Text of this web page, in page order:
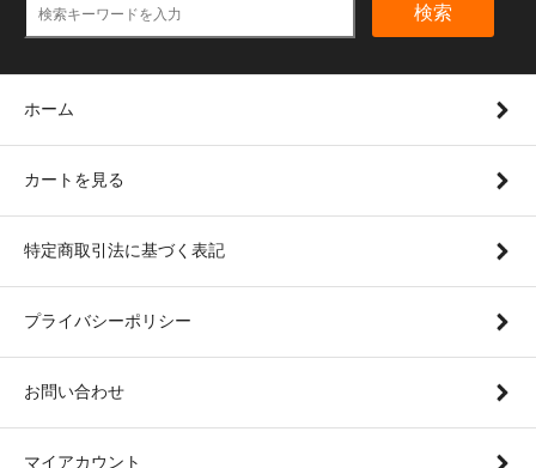
検索
ホーム
カートを見る
特定商取引法に基づく表記
プライバシーポリシー
お問い合わせ
マイアカウント